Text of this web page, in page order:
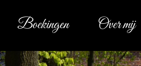
Boekingen Over mij